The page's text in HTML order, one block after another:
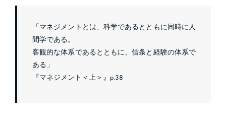
「マネジメントとは、科学であるとともに同時に人
間学である。
客観的な体系であるとともに、信条と経験の体系で
ある」
『マネジメント＜上＞』p.38